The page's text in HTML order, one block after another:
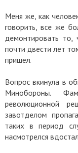
Меня же, как
говорить, все же
демонтировать то,
почти двести лет
пришел.
Вопрос вкинула в
Минобороны.
революционной
завотделом
таких в период
насмотрелся